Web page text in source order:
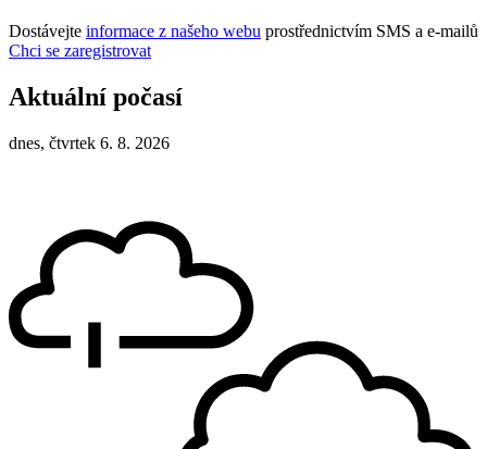
Dostávejte informace z našeho webu prostřednictvím SMS a e-mailů
Chci se zaregistrovat
Aktuální počasí
dnes, čtvrtek 6. 8. 2026